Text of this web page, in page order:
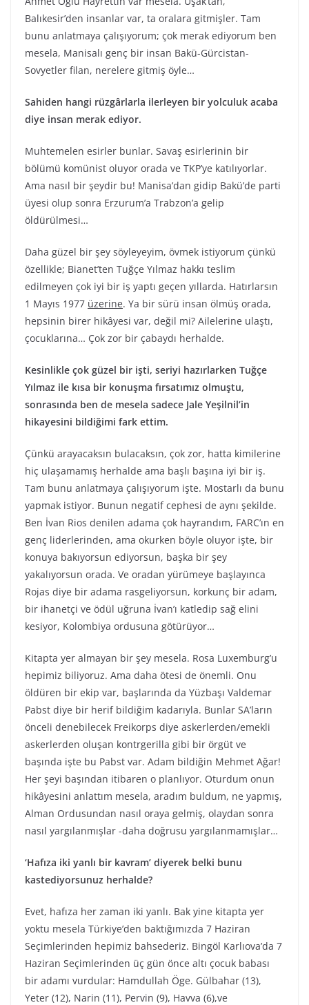
Balıkesir’den insanlar var, ta oralara gitmişler. Tam
bunu anlatmaya çalışıyorum; çok merak ediyorum ben
mesela, Manisalı genç bir insan Bakü-Gürcistan-
Sovyetler filan, nerelere gitmiş öyle…
Sahiden hangi rüzgârlarla ilerleyen bir yolculuk acaba
diye insan merak ediyor.
Muhtemelen esirler bunlar. Savaş esirlerinin bir
bölümü komünist oluyor orada ve TKP’ye katılıyorlar.
Ama nasıl bir şeydir bu! Manisa’dan gidip Bakü’de parti
üyesi olup sonra Erzurum’a Trabzon’a gelip
öldürülmesi…
Daha güzel bir şey söyleyeyim, övmek istiyorum çünkü
özellikle; Bianet’ten Tuğçe Yılmaz hakkı teslim
edilmeyen çok iyi bir iş yaptı geçen yıllarda. Hatırlarsın
1 Mayıs 1977 üzerine. Ya bir sürü insan ölmüş orada,
hepsinin birer hikâyesi var, değil mi? Ailelerine ulaştı,
çocuklarına… Çok zor bir çabaydı herhalde.
Kesinlikle çok güzel bir işti, seriyi hazırlarken Tuğçe
Yılmaz ile kısa bir konuşma fırsatımız olmuştu,
sonrasında ben de mesela sadece Jale Yeşilnil’in
hikayesini bildiğimi fark ettim.
Çünkü arayacaksın bulacaksın, çok zor, hatta kimilerine
hiç ulaşamamış herhalde ama başlı başına iyi bir iş.
Tam bunu anlatmaya çalışıyorum işte. Mostarlı da bunu
yapmak istiyor. Bunun negatif cephesi de aynı şekilde.
Ben İvan Rios denilen adama çok hayrandım, FARC’ın en
genç liderlerinden, ama okurken böyle oluyor işte, bir
konuya bakıyorsun ediyorsun, başka bir şey
yakalıyorsun orada. Ve oradan yürümeye başlayınca
Rojas diye bir adama rasgeliyorsun, korkunç bir adam,
bir ihanetçi ve ödül uğruna İvan’ı katledip sağ elini
kesiyor, Kolombiya ordusuna götürüyor…
Kitapta yer almayan bir şey mesela. Rosa Luxemburg’u
hepimiz biliyoruz. Ama daha ötesi de önemli. Onu
öldüren bir ekip var, başlarında da Yüzbaşı Valdemar
Pabst diye bir herif bildiğim kadarıyla. Bunlar SA’ların
önceli denebilecek Freikorps diye askerlerden/emekli
askerlerden oluşan kontrgerilla gibi bir örgüt ve
başında işte bu Pabst var. Adam bildiğin Mehmet Ağar!
Her şeyi başından itibaren o planlıyor. Oturdum onun
hikâyesini anlattım mesela, aradım buldum, ne yapmış,
Alman Ordusundan nasıl oraya gelmiş, olaydan sonra
nasıl yargılanmışlar -daha doğrusu yargılanmamışlar…
‘Hafıza iki yanlı bir kavram’ diyerek belki bunu
kastediyorsunuz herhalde?
Evet, hafıza her zaman iki yanlı. Bak yine kitapta yer
yoktu mesela Türkiye’den baktığımızda 7 Haziran
Seçimlerinden hepimiz bahsederiz. Bingöl Karlıova’da 7
Haziran Seçimlerinden üç gün önce altı çocuk babası
bir adamı vurdular: Hamdullah Öge. Gülbahar (13),
Yeter (12), Narin (11), Pervin (9), Havva (6),ve